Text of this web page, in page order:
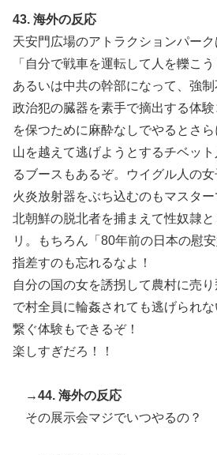
43. 海外の反応
天安門広場のアトラクションパー
「自分で戦車を運転して人を轢こ
あるいは中共の幹部になって、強制
政治犯の臓器を素手で摘出する体
を保つために麻酔なしでやるとさら
山を越えて逃げようとするチベッ
るブースもあるぞ。ウイグル人の
火炎放射器をぶち込むのもマスター
北朝鮮の脱北者を捕まえて性奴隷
リ。もちろん「80年前の日本の慰
指差すのも忘れるなよ！
自分の国の女を誘拐して農村に売
で村全員に輪姦されても逃げられ
繋ぐ体験もできるぞ！
楽しすぎだろ！！
→44. 海外の反応
その展示会マジでいつやるの？